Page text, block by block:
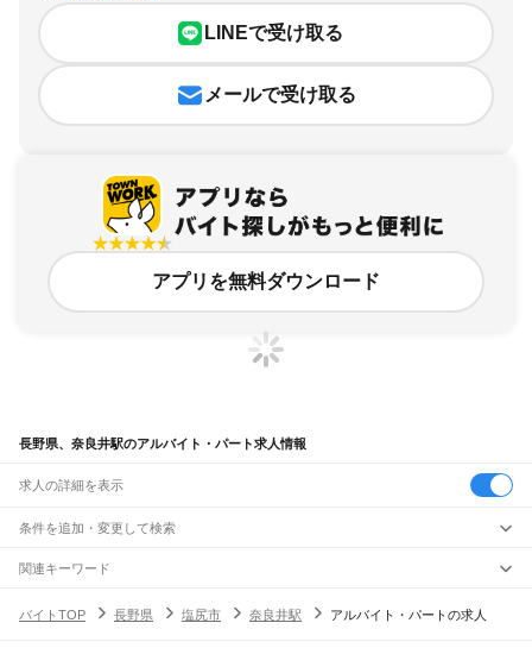
LINEで受け取る
メールで受け取る
アプリを無料ダウンロード
長野県、奈良井駅のアルバイト・パート求人情報
求人の詳細を表示
条件を追加・変更して検索
市区町村を追加・変更
長野県すべて
駅を追加・変更
関連キーワード
バイトTOP
長野県 塩尻市 奈良井駅 アルバイト・パートの求人